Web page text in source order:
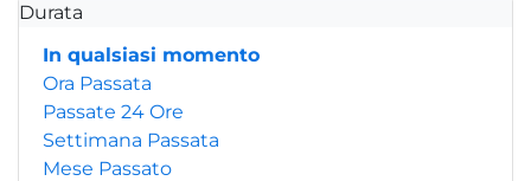
Durata
In qualsiasi momento
Ora Passata
Passate 24 Ore
Settimana Passata
Mese Passato